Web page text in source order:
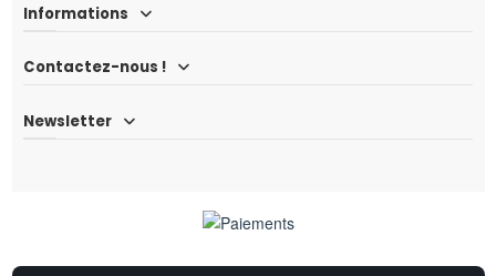
Informations
Contactez-nous !
Newsletter